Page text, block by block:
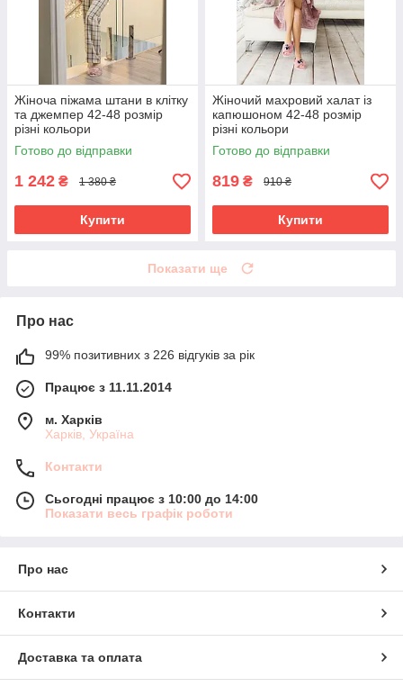
Жіноча піжама штани в клітку
та джемпер 42-48 розмір
різні кольори
Готово до відправки
1 242 ₴ 1 380 ₴
Купити
Жіночий махровий халат із
капюшоном 42-48 розмір
різні кольори
Готово до відправки
819 ₴ 910 ₴
Купити
Показати ще
Про нас
99% позитивних з 226 відгуків за рік
Працює з 11.11.2014
м. Харків
Харків, Україна
Контакти
Сьогодні працює з 10:00 до 14:00
Показати весь графік роботи
Про нас
Контакти
Доставка та оплата